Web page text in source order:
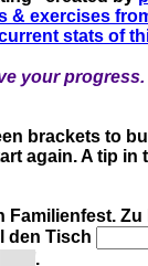
& exercises
stats of
your progress.
brackets to
again. A tip in
Familienfest.
den Tisch
.